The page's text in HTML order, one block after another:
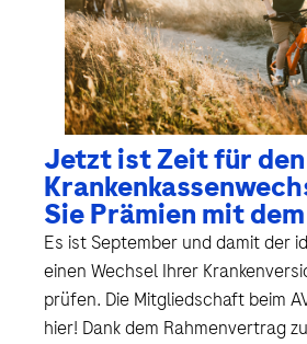
Jetzt ist Zeit für den
Sie Prämien mit
Es ist September und damit der
einen Wechsel Ihrer
prüfen. Die Mitgliedschaft beim
hier! Dank dem Rahmenvertrag